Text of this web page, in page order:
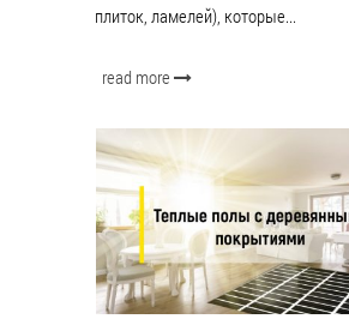
плиток, ламелей), которые...
read more